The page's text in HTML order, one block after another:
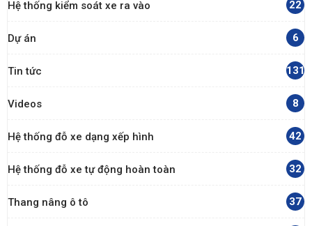
Hệ thống kiểm soát xe ra vào 22
Dự án 6
Tin tức 131
Videos 8
Hệ thống đỗ xe dạng xếp hình 42
Hệ thống đỗ xe tự động hoàn toàn 32
Thang nâng ô tô 37